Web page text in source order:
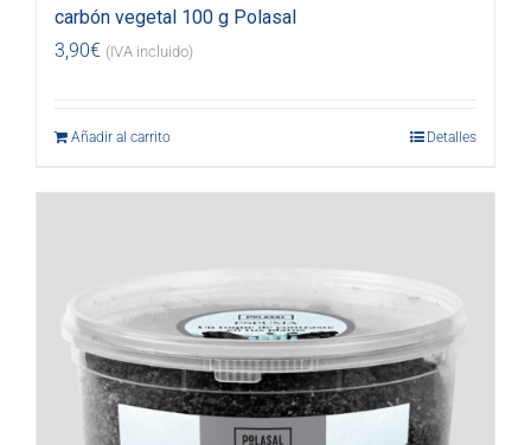
carbón vegetal 100 g Polasal
3,90€ (IVA incluido)
Añadir al carrito Detalles